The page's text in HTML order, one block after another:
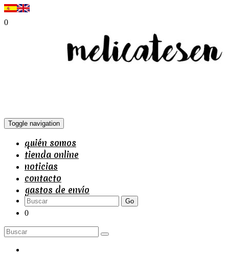
0
Toggle navigation
quién somos
tienda online
noticias
contacto
gastos de envío
Go
0